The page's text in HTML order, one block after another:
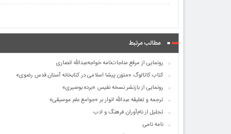
مطالب مرتبط
رونمایی از مرقع مناجات‌نامه خواجه‌عبدالله انصاری
کتاب کاتالوگ «متون پیشا اسلامی در کتابخانه آستان قدس رضوی»
رونمایی از بازنشر نسخه نفیس «برده بوصیری»
ترجمه و تعلیقه عبدالله انوار بر «جوامع علم موسیقی»
تجلیل از نام‌آوران فرهنگ و ادب
نامه نامی